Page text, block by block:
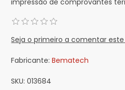
Seja o primeiro a comentar
Fabricante: Bematech
SKU: 013684